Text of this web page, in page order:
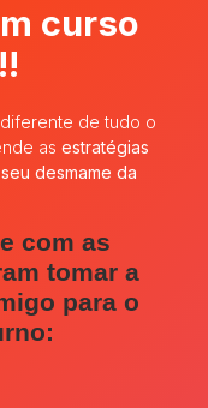
curso
de tudo o
as estratégias
seu desmame da
com as
tomar a
para o